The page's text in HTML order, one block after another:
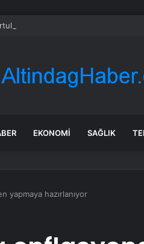
Genel af, şahsa özel af yok
EKONOMI SAĞLIK
yapmaya hazırlanıyor